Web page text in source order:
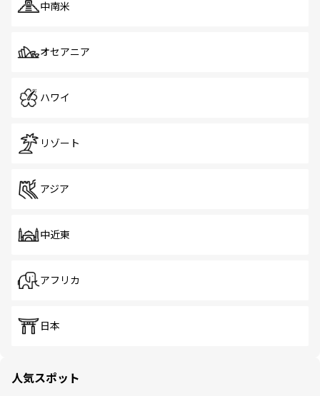
中南米
オセアニア
ハワイ
リゾート
アジア
中近東
アフリカ
日本
人気スポット